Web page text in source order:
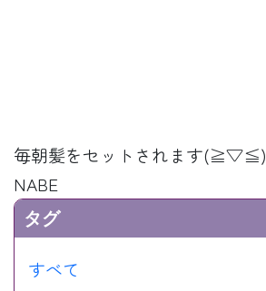
毎朝髪をセットされます(≧▽≦)
NABE
タグ
すべて